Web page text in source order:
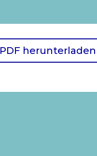
PDF herunterladen